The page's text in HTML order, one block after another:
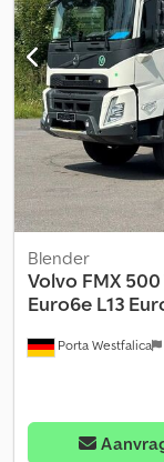
= Verdere opties
Bladvering -
Airconditioning -
Verdere informatie
Vooras 1: Gestuurd
Toegestane
EM 10 L Voor meer
Jamila Azzi of
Porta Westfalica
Blender
Volvo FMX
Euro6e L13